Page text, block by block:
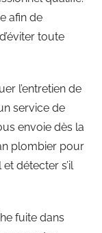
afin de
toute
l’entretien de
service de
envoie dès la
plombier pour
détecter s’il
fuite dans